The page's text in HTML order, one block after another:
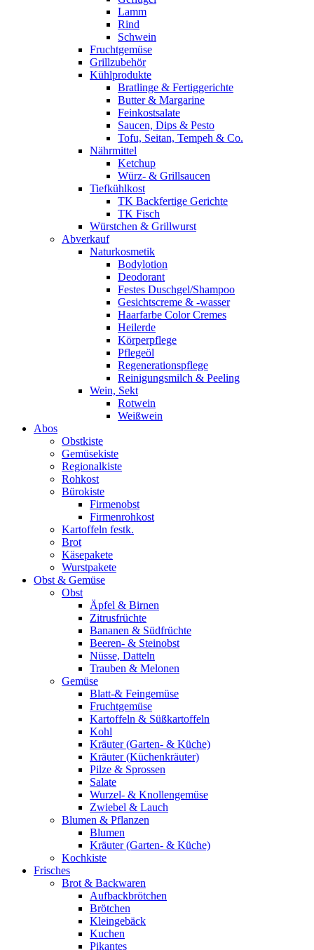
Lamm
Rind
Schwein
Fruchtgemüse
Grillzubehör
Kühlprodukte
Bratlinge & Fertiggerichte
Butter & Margarine
Feinkostsalate
Saucen, Dips & Pesto
Tofu, Seitan, Tempeh & Co.
Nährmittel
Ketchup
Würz- & Grillsaucen
Tiefkühlkost
TK Backfertige Gerichte
TK Fisch
Würstchen & Grillwurst
Abverkauf
Naturkosmetik
Bodylotion
Deodorant
Festes Duschgel/Shampoo
Gesichtscreme & -wasser
Haarfarbe Color Cremes
Heilerde
Körperpflege
Pflegeöl
Regenerationspflege
Reinigungsmilch & Peeling
Wein, Sekt
Rotwein
Weißwein
Abos
Obstkiste
Gemüsekiste
Regionalkiste
Rohkost
Bürokiste
Firmenobst
Firmenrohkost
Kartoffeln festk.
Brot
Käsepakete
Wurstpakete
Obst & Gemüse
Obst
Äpfel & Birnen
Zitrusfrüchte
Bananen & Südfrüchte
Beeren- & Steinobst
Nüsse, Datteln
Trauben & Melonen
Gemüse
Blatt-& Feingemüse
Fruchtgemüse
Kartoffeln & Süßkartoffeln
Kohl
Kräuter (Garten- & Küche)
Kräuter (Küchenkräuter)
Pilze & Sprossen
Salate
Wurzel- & Knollengemüse
Zwiebel & Lauch
Blumen & Pflanzen
Blumen
Kräuter (Garten- & Küche)
Kochkiste
Frisches
Brot & Backwaren
Aufbackbrötchen
Brötchen
Kleingebäck
Kuchen
Pikantes